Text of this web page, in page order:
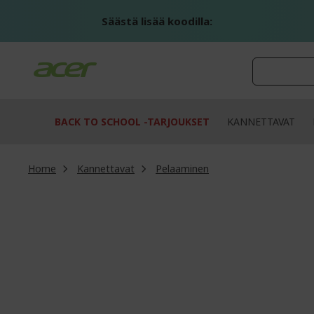
Säästä lisää koodilla:
BACK TO SCHOOL -TARJOUKSET KANNETTAVAT
Home Kannettavat
Pelaaminen